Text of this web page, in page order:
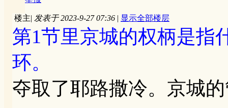
楼主| 发表于 2023-9-27 07:36 | 显示全部楼层
第1节里京城的权柄是指
环。
夺取了耶路撒冷。京城